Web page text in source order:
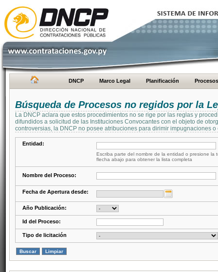
DNCP Marco Legal Planificación Procesos
Búsqueda de Procesos no regidos por la
La DNCP aclara que estos procedimientos no se rige por las reglas y
difundidos a solicitud de las Instituciones Convocantes con el objeto de
controversias, la DNCP no posee atribuciones para dirimir impugnaciones
Entidad:
Escriba parte del nombre de la entidad o presione la
flecha abajo para obtener la lista completa
Nombre del Proceso:
Fecha de Apertura desde:
Año Publicación:
Id del Proceso:
Tipo de licitación